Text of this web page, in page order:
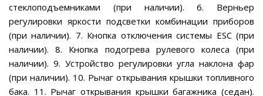
стеклоподъемниками (при наличии). 6. Верньер
регулировки яркости подсветки комбинации приборов
(при наличии). 7. Кнопка отключения системы ESC (при
наличии). 8. Кнопка подогрева рулевого колеса (при
наличии). 9. Устройство регулировки угла наклона фар
(при наличии). 10. Рычаг открывания крышки топливного
бака. 11. Рычаг открывания крышки багажника (седан).